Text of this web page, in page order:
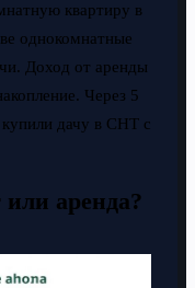
квартиру в
однокомнатные
Доход от аренды
Через 5
дачу в СНТ с
аренда?